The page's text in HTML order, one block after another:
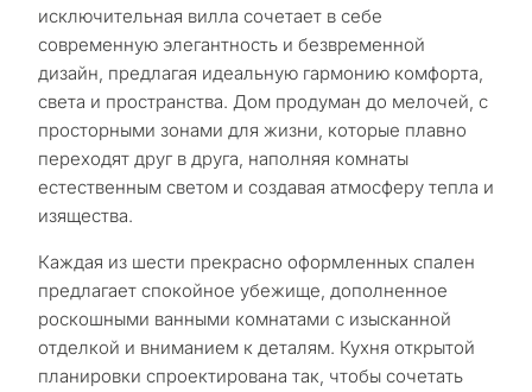
исключительная вилла сочетает в себе
современную элегантность и безвременной
дизайн, предлагая идеальную гармонию комфорта,
света и пространства. Дом продуман до мелочей, с
просторными зонами для жизни, которые плавно
переходят друг в друга, наполняя комнаты
естественным светом и создавая атмосферу тепла и
изящества.
Каждая из шести прекрасно оформленных спален
предлагает спокойное убежище, дополненное
роскошными ванными комнатами с изысканной
отделкой и вниманием к деталям. Кухня открытой
планировки спроектирована так, чтобы сочетать